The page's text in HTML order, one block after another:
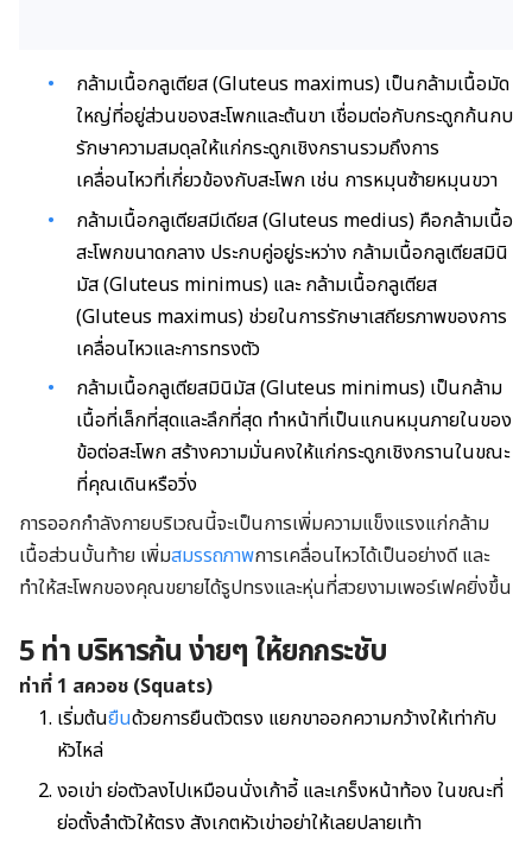
กล้ามเนื้อกลูเตียส (Gluteus maximus) เป็นกล้ามเนื้อมัด
ใหญ่ที่อยู่ส่วนของสะโพกและต้นขา เชื่อมต่อกับกระดูกก้นกบ
รักษาความสมดุลให้แก่กระดูกเชิงกรานรวมถึงการ
เคลื่อนไหวที่เกี่ยวข้องกับสะโพก เช่น การหมุนซ้ายหมุนขวา
กล้ามเนื้อกลูเตียสมีเดียส (Gluteus medius) คือกล้ามเนื้อ
สะโพกขนาดกลาง ประกบคู่อยู่ระหว่าง กล้ามเนื้อกลูเตียสมินิ
มัส (Gluteus minimus) และ กล้ามเนื้อกลูเตียส
(Gluteus maximus) ช่วยในการรักษาเสถียรภาพของการ
เคลื่อนไหวและการทรงตัว
กล้ามเนื้อกลูเตียสมินิมัส (Gluteus minimus) เป็นกล้าม
เนื้อที่เล็กที่สุดและลึกที่สุด ทำหน้าที่เป็นแกนหมุนภายในของ
ข้อต่อสะโพก สร้างความมั่นคงให้แก่กระดูกเชิงกรานในขณะ
ที่คุณเดินหรือวิ่ง
การออกกำลังกายบริเวณนี้จะเป็นการเพิ่มความแข็งแรงแก่กล้าม
เนื้อส่วนบั้นท้าย เพิ่มสมรรถภาพการเคลื่อนไหวได้เป็นอย่างดี และ
ทำให้สะโพกของคุณขยายได้รูปทรงและหุ่นที่สวยงามเพอร์เฟคยิ่งขึ้น
5 ท่า บริหารก้น ง่ายๆ ให้ยกกระชับ
ท่าที่ 1 สควอช (Squats)
เริ่มต้นยืนด้วยการยืนตัวตรง แยกขาออกความกว้างให้เท่ากับ
หัวไหล่
งอเข่า ย่อตัวลงไปเหมือนนั่งเก้าอี้ และเกร็งหน้าท้อง ในขณะที่
ย่อตั้งลำตัวให้ตรง สังเกตหัวเข่าอย่าให้เลยปลายเท้า